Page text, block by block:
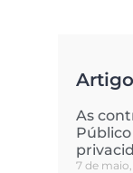
As
7 de